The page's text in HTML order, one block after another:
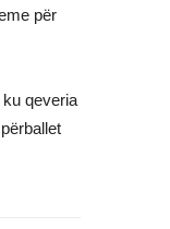
për
qeveria